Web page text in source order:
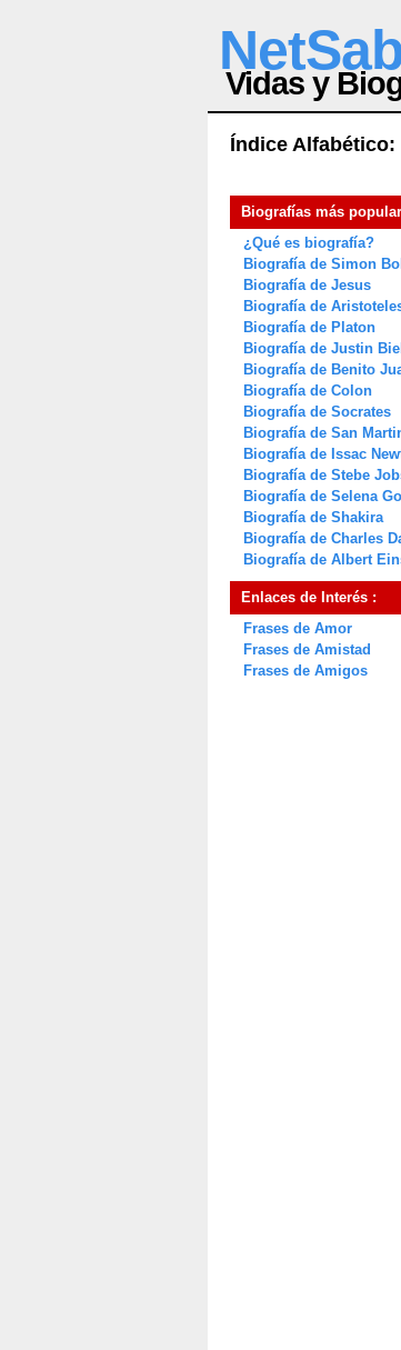
Vidas y
Índice
Biografías más
¿Qué es biografía?
Biografía de Simon
Biografía de Jesus
Biografía de
Biografía de Platon
Biografía de Justin
Biografía de Benito
Biografía de Colon
Biografía de Socrates
Biografía de San
Biografía de Issac
Biografía de Stebe
Biografía de Selena
Biografía de Shakira
Biografía de Charles
Biografía de Albert
Enlaces de Interés :
Frases de Amor
Frases de Amistad
Frases de Amigos